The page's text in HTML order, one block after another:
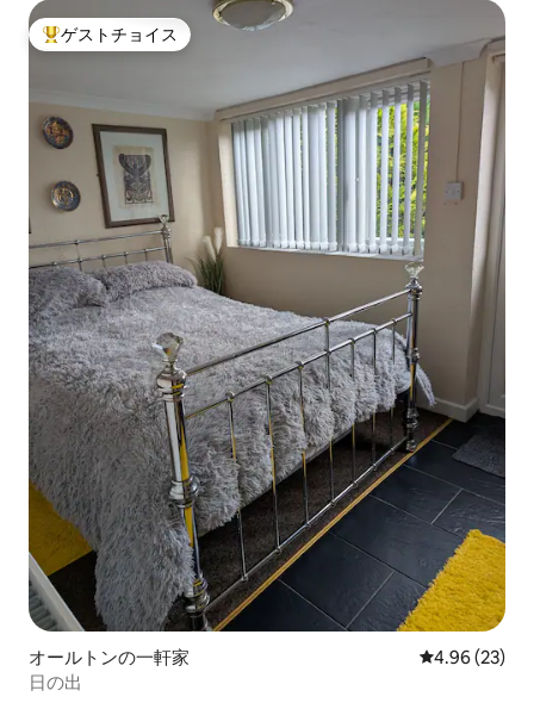
大好評のゲストチョイスです。
ゲストチョイス
オールトンの一軒家 レビュー23
4.96 (23)
日の出